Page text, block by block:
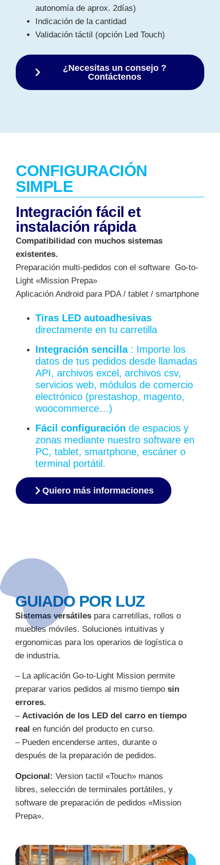
autonomía de aprox. 2días)
Indicación de la cantidad
Validación táctil (opción Led Touch)
¿Necesitas un consejo ?
Contáctenos
CONFIGURACIÓN
SIMPLE
Integración fácil et
instalación rápida
Compatibilidad con muchos sistemas
existentes.
Preparación multi-pedidos con el software Go-to-
Light «Mission Prepa»
Aplicación Android para PDA / tablet / smartphone
Tiras LED autoadhesivas
directamente en tu carretilla
Integración sencilla: Importe los
datos de tus pedidos desde llamadas
API, archivos excel, archivos csv,
servicios web, módulos de comercio
electrónico (prestashop, magento,
woocommerce…)
Fácil configuración de espacios y
zonas mediante nuestro software en
PC, tablet, smartphone, escáner o
terminal portátil.
Quiero más informaciones
GUIADO POR LUZ
Sistemas versátiles para carretillas, rollos o
muebles móviles. Soluciones intuitivas y
ergonomicas para los operarios de logística o
de industria.
– La aplicación Go-to-Light Mission permite
preparar varios pedidos al mismo tiemposin
errores.
–Activación de los LED del carro en tiempo
real en función del producto en curso.
– Pueden encenderse antes, durante o
después de la preparación de pedidos.
Opcional: Version tactil «Touch» manos
libres, selección de terminales portátiles, y
software de preparación de pedidos «Mission
Prepa».